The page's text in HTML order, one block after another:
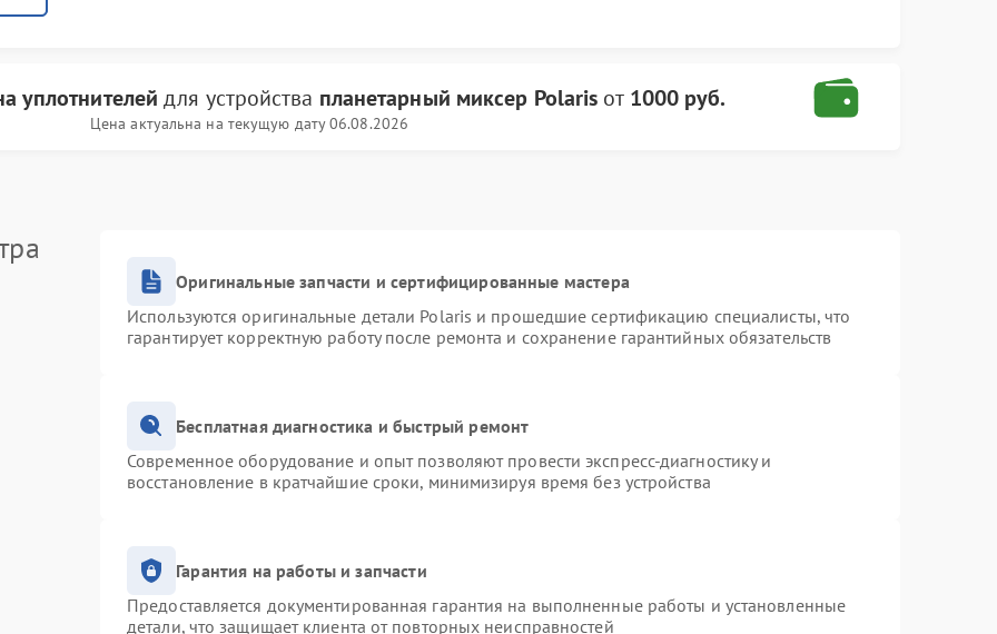
уплотнителей для устройства планетарный миксер Polaris от 1000 руб.
Цена актуальна на текущую дату 06.08.2026
Оригинальные запчасти и сертифицированные мастера
Используются оригинальные детали Polaris и прошедшие сертификацию специалисты, что
гарантирует корректную работу после ремонта и сохранение гарантийных обязательств
Бесплатная диагностика и быстрый ремонт
Современное оборудование и опыт позволяют провести экспресс-диагностику и
восстановление в кратчайшие сроки, минимизируя время без устройства
Гарантия на работы и запчасти
Предоставляется документированная гарантия на выполненные работы и установленные
детали, что защищает клиента от повторных неисправностей